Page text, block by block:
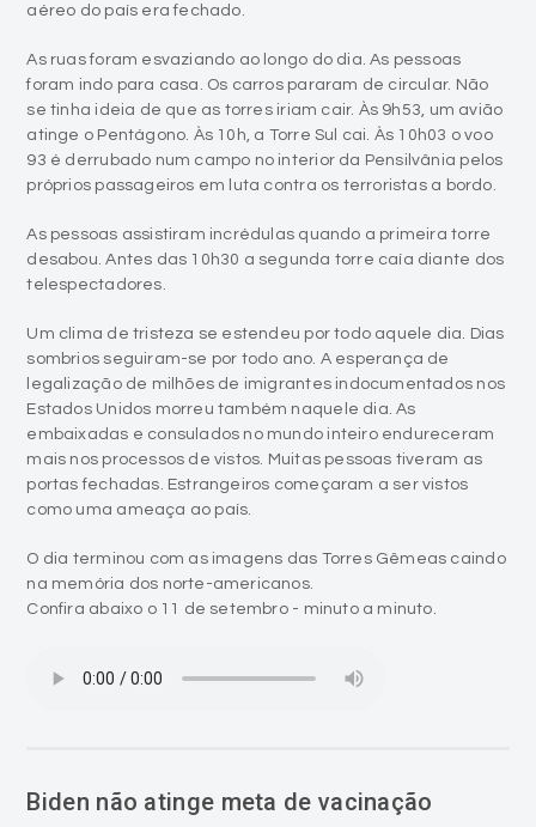
aéreo do país era fechado.
As ruas foram esvaziando ao longo do dia. As pessoas
foram indo para casa. Os carros pararam de circular. Não
se tinha ideia de que as torres iriam cair. Às 9h53, um avião
atinge o Pentágono. Às 10h, a Torre Sul cai. Às 10h03 o voo
93 é derrubado num campo no interior da Pensilvânia pelos
próprios passageiros em luta contra os terroristas a bordo.
As pessoas assistiram incrédulas quando a primeira torre
desabou. Antes das 10h30 a segunda torre caía diante dos
telespectadores.
Um clima de tristeza se estendeu por todo aquele dia. Dias
sombrios seguiram-se por todo ano. A esperança de
legalização de milhões de imigrantes indocumentados nos
Estados Unidos morreu também naquele dia. As
embaixadas e consulados no mundo inteiro endureceram
mais nos processos de vistos. Muitas pessoas tiveram as
portas fechadas. Estrangeiros começaram a ser vistos
como uma ameaça ao país.
O dia terminou com as imagens das Torres Gêmeas caindo
na memória dos norte-americanos.
Confira abaixo o 11 de setembro - minuto a minuto.
Biden não atinge meta de vacinação